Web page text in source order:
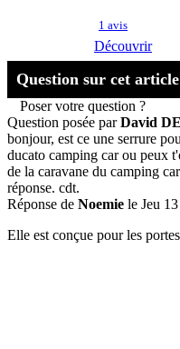
1 avis
Découvrir
Question sur cet
Poser votre question ?
Question posée parDavid
bonjour, est ce une serrure
ducato camping car ou peux
de la caravane du camping
réponse. cdt.
Réponse de Noemie le Jeu
Elle est conçue pour les